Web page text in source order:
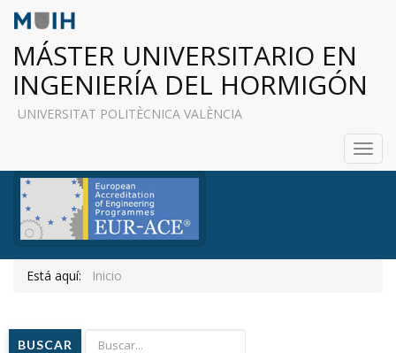
MÁSTER UNIVERSITARIO EN
INGENIERÍA DEL HORMIGÓN
UNIVERSITAT POLITÈCNICA VALÈNCIA
Está aquí: Inicio
BUSCAR